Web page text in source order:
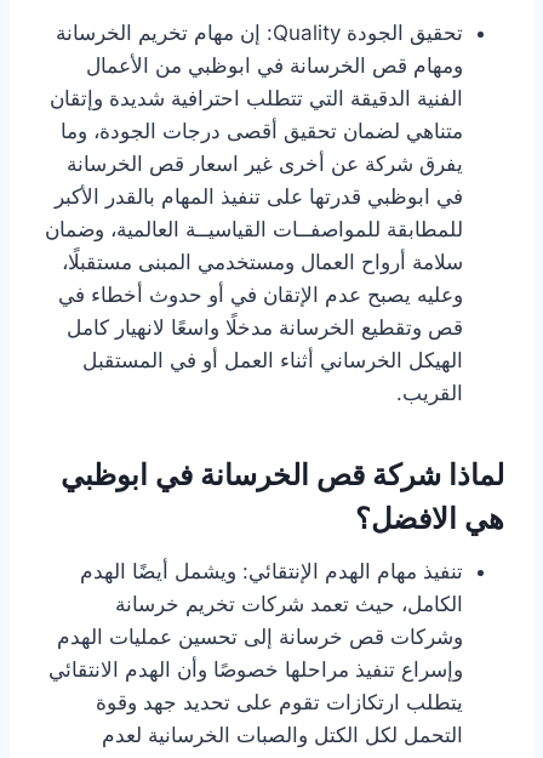
تحقيق الجودة Quality: إن مهام تخريم الخرسانة
ومهام قص الخرسانة في ابوظبي من الأعمال
الفنية الدقيقة التي تتطلب احترافية شديدة وإتقان
متناهي لضمان تحقيق أقصى درجات الجودة، وما
يفرق شركة عن أخرى غير اسعار قص الخرسانة
في ابوظبي قدرتها على تنفيذ المهام بالقدر الأكبر
للمطابقة للمواصفــات القياسيــة العالمية، وضمان
سلامة أرواح العمال ومستخدمي المبنى مستقبلًا،
وعليه يصبح عدم الإتقان في أو حدوث أخطاء في
قص وتقطيع الخرسانة مدخلًا واسعًا لانهيار كامل
الهيكل الخرساني أثناء العمل أو في المستقبل
القريب.
لماذا شركة قص الخرسانة في ابوظبي
هي الافضل؟
تنفيذ مهام الهدم الإنتقائي: ويشمل أيضًا الهدم
الكامل، حيث تعمد شركات تخريم خرسانة
وشركات قص خرسانة إلى تحسين عمليات الهدم
وإسراع تنفيذ مراحلها خصوصًا وأن الهدم الانتقائي
يتطلب ارتكازات تقوم على تحديد جهد وقوة
التحمل لكل الكتل والصبات الخرسانية لعدم